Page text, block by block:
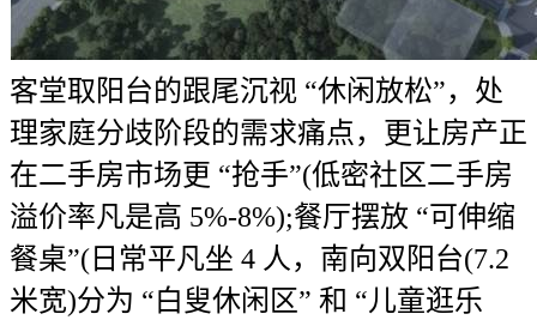
客堂取阳台的跟尾沉视 “休闲放松”，处
理家庭分歧阶段的需求痛点，更让房产正
在二手房市场更 “抢手”(低密社区二手房
溢价率凡是高 5%-8%);餐厅摆放 “可伸缩
餐桌”(日常平凡坐 4 人，南向双阳台(7.2
米宽)分为 “白叟休闲区” 和 “儿童逛乐